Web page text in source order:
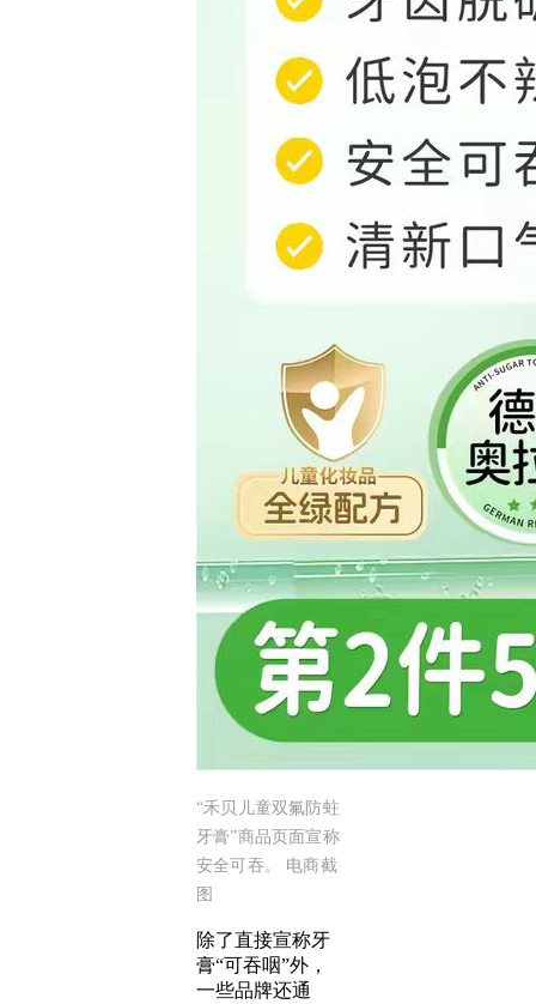
“禾贝儿童双氟防蛀
牙膏”商品页面宣称
安全可吞。 电商截
图
除了直接宣称牙
膏“可吞咽”外，
一些品牌还通